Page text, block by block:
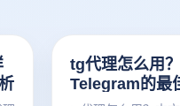
tg代理怎么用
Telegram的最